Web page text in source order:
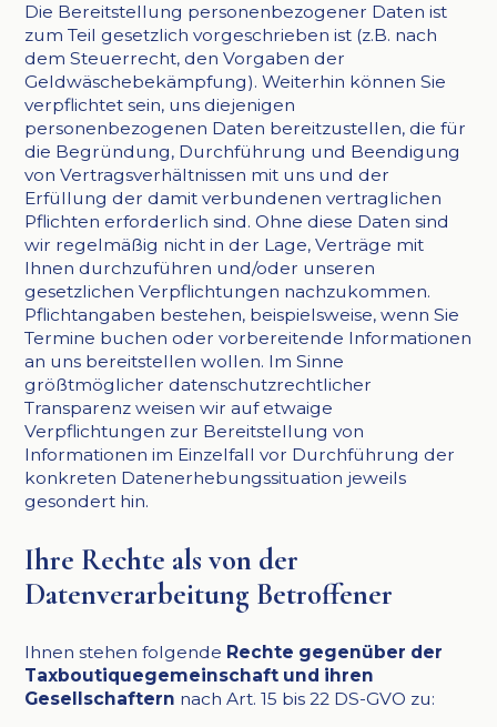
Die Bereitstellung personenbezogener Daten ist
zum Teil gesetzlich vorgeschrieben ist (z.B. nach
dem Steuerrecht, den Vorgaben der
Geldwäschebekämpfung). Weiterhin können Sie
verpflichtet sein, uns diejenigen
personenbezogenen Daten bereitzustellen, die für
die Begründung, Durchführung und Beendigung
von Vertragsverhältnissen mit uns und der
Erfüllung der damit verbundenen vertraglichen
Pflichten erforderlich sind. Ohne diese Daten sind
wir regelmäßig nicht in der Lage, Verträge mit
Ihnen durchzuführen und/oder unseren
gesetzlichen Verpflichtungen nachzukommen.
Pflichtangaben bestehen, beispielsweise, wenn Sie
Termine buchen oder vorbereitende Informationen
an uns bereitstellen wollen. Im Sinne
größtmöglicher datenschutzrechtlicher
Transparenz weisen wir auf etwaige
Verpflichtungen zur Bereitstellung von
Informationen im Einzelfall vor Durchführung der
konkreten Datenerhebungssituation jeweils
gesondert hin.
Ihre Rechte als von der
Datenverarbeitung Betroffener
Ihnen stehen folgende Rechte gegenüber der
Taxboutiquegemeinschaft und ihren
Gesellschaftern nach Art. 15 bis 22 DS-GVO zu: